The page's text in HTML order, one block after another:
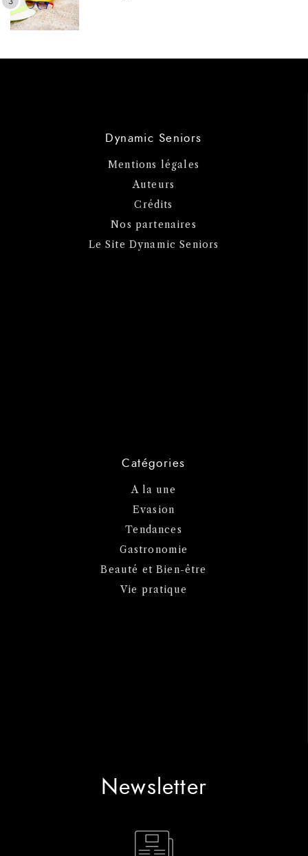
Dynamic Seniors
Mentions légales
Auteurs
Crédits
Nos partenaires
Le Site Dynamic Seniors
Catégories
A la une
Evasion
Tendances
Gastronomie
Beauté et Bien-être
Vie pratique
Newsletter